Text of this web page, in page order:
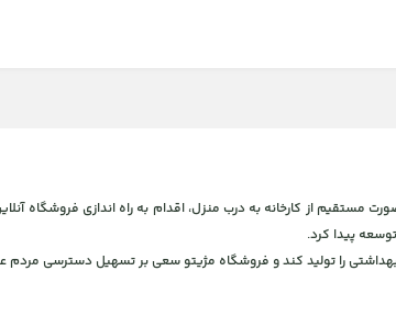
محصولات خود به صورت مستقیم از کارخانه به درب منزل، اقدام به راه اندازی
توسعه پیدا کرد.
را تولید کند و فروشگاه مژیتو سعی بر تسهیل دسترسی مردم